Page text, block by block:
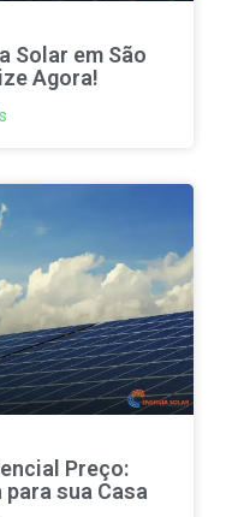
Solar em São
Agora!
Preço:
sua Casa